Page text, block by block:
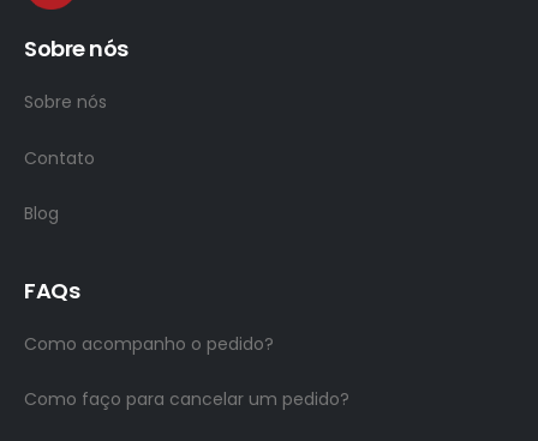
Sobre nós
Sobre nós
Contato
Blog
FAQs
Como acompanho o pedido?
Como faço para cancelar um pedido?